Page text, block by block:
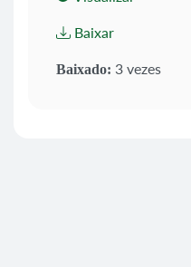
Baixar
Baixado: 3 vezes